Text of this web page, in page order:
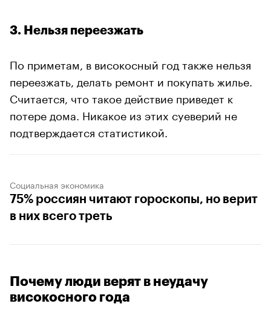
3. Нельзя переезжать
По приметам, в високосный год также нельзя
переезжать, делать ремонт и покупать жилье.
Считается, что такое действие приведет к
потере дома. Никакое из этих суеверий не
подтверждается статистикой.
Социальная экономика
75% россиян читают гороскопы, но верит
в них всего треть
Почему люди верят в неудачу
високосного года